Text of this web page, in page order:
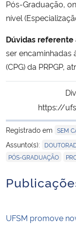
Pós-Graduação,
nível
Dúvidas referente
ser encaminhadas
(CPG) da PRPGP,
https://
Registrado em SEM
Assunto(s):
PÓS-GRADUAÇÃO
UFSM promove